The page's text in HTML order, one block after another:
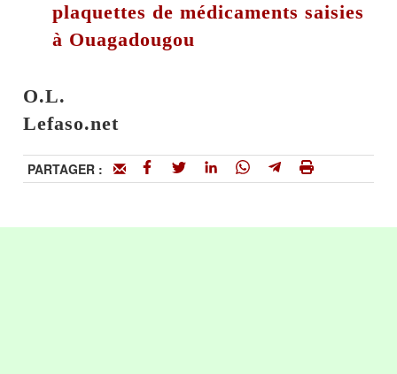
plaquettes de médicaments saisies
à Ouagadougou
O.L.
Lefaso.net
PARTAGER :